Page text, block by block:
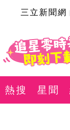
三立新聞網
熱搜 星聞